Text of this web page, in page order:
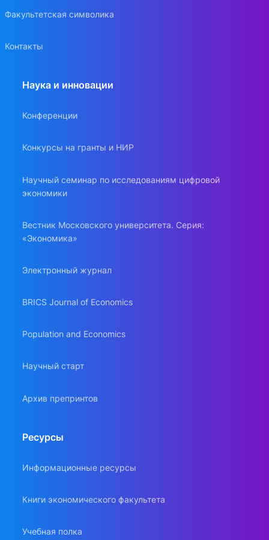
Факультетская символика
Контакты
Наука и инновации
Конференции
Конкурсы на гранты и НИР
Научный семинар по исследованиям цифровой
экономики
Вестник Московского университета. Серия:
«Экономика»
Электронный журнал
BRICS Journal of Economics
Population and Economics
Научный старт
Архив препринтов
Ресурсы
Информационные ресурсы
Книги экономического факультета
Учебная полка